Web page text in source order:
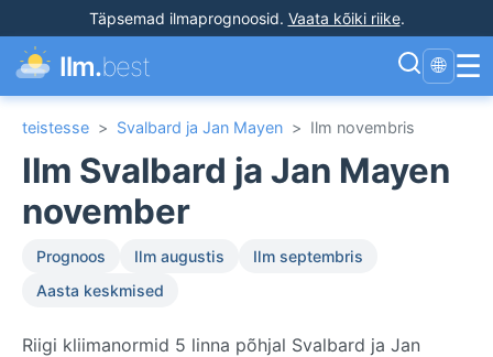
Täpsemad ilmaprognoosid. Vaata kõiki riike.
Ilm.best 🌐 ☰
teistesse > Svalbard ja Jan Mayen > Ilm novembris
Ilm Svalbard ja Jan Mayen
november
Prognoos Ilm augustis
Ilm septembris
Aasta keskmised
Riigi kliimanormid 5 linna põhjal Svalbard ja Jan